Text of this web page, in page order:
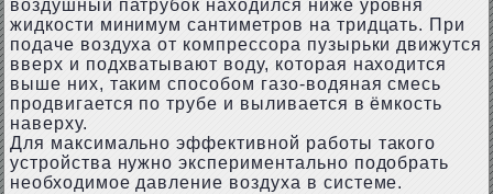
воздушный патрубок находился ниже уровня
жидкости минимум сантиметров на тридцать. При
подаче воздуха от компрессора пузырьки движутся
вверх и подхватывают воду, которая находится
выше них, таким способом газо-водяная смесь
продвигается по трубе и выливается в ёмкость
наверху.
Для максимально эффективной работы такого
устройства нужно экспериментально подобрать
необходимое давление воздуха в системе.